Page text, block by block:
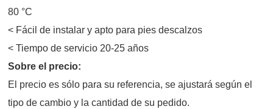
80 °C
< Fácil de instalar y apto para pies descalzos
< Tiempo de servicio 20-25 años
Sobre el precio:
El precio es sólo para su referencia, se ajustará según el
tipo de cambio y la cantidad de su pedido.